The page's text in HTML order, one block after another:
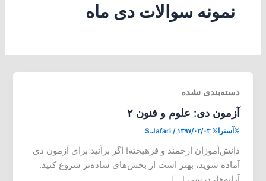
نمونه سوالات دی ماه
دسته‌بندی نشده
آزمون دی: علوم و فنون ۲
%آسترا% S.Jafari / ۱۳۹۷/۰۳/۰۳
دانش‌آموزان ارجمند و فرهیخته! اگر برآنید برای آزمون دی
آماده شوید، بهتر است از بخش‌های ساده‌تر شروع کنید.